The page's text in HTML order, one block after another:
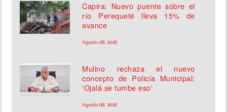
Capira: Nuevo puente sobre el
río Perequeté lleva 15% de
avance
Agosto 08, 2026
Mulino rechaza el nuevo
concepto de Policía Municipal:
'Ojalá se tumbe eso'
Agosto 08, 2026